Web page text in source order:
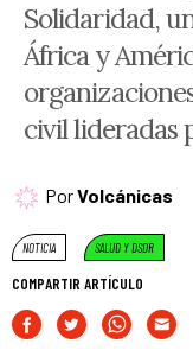
Solidaridad,
África y
civil lideradas
PorVolcánicas
NOTICIA SALUD Y DSDR
COMPARTIR ARTÍCULO